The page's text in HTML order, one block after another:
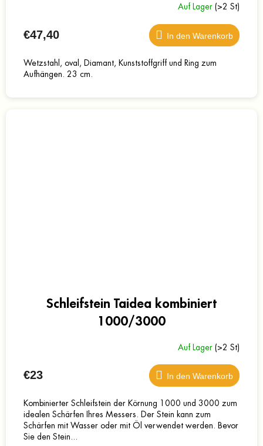
Auf Lager (>2 St)
€47,40 In den Warenkorb
Wetzstahl, oval, Diamant, Kunststoffgriff und Ring zum
Aufhängen. 23 cm.
Schleifstein Taidea kombiniert
1000/3000
Auf Lager (>2 St)
€23 In den Warenkorb
Kombinierter Schleifstein der Körnung 1000 und 3000 zum
idealen Schärfen Ihres Messers. Der Stein kann zum
Schärfen mit Wasser oder mit Öl verwendet werden. Bevor
Sie den Stein...